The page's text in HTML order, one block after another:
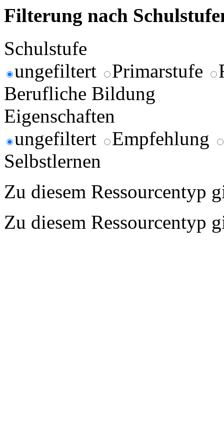
Filterung nach
Schulstufe
ungefiltert
Primarstufe
Berufliche Bildung
Eigenschaften
ungefiltert
Empfehlung
Selbstlernen
Zu diesem Ressourcentyp
Zu diesem Ressourcentyp